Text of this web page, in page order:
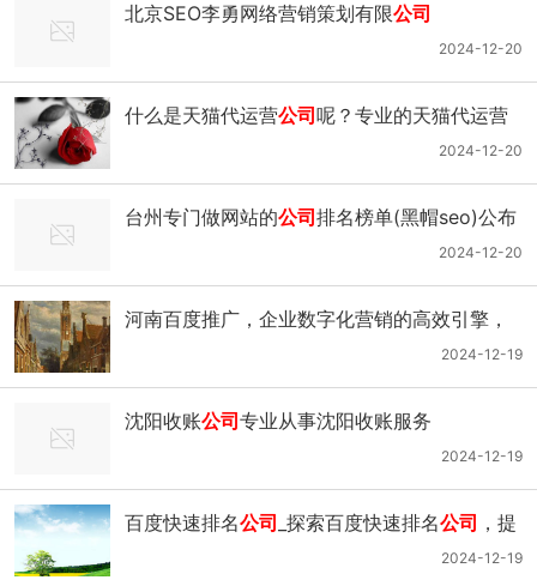
北京SEO李勇网络营销策划有限公司
2024-12-20
什么是天猫代运营公司呢？专业的天猫代运营
2024-12-20
台州专门做网站的公司排名榜单(黑帽seo)公布
2024-12-20
河南百度推广，企业数字化营销的高效引擎，
2024-12-19
沈阳收账公司专业从事沈阳收账服务
2024-12-19
百度快速排名公司 _探索百度快速排名公司 ，提
2024-12-19